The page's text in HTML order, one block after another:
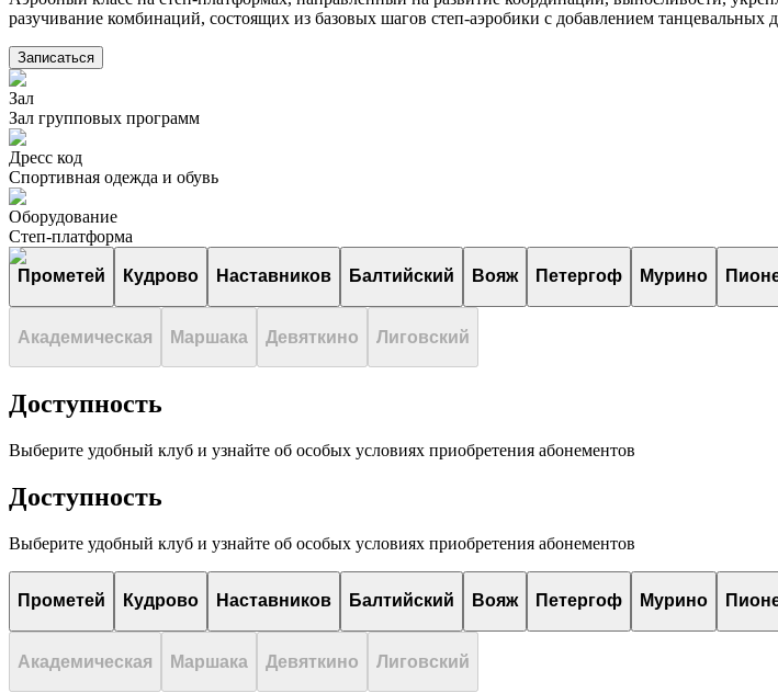
разучивание комбинаций, состоящих из базовых шагов степ-аэробики с добавлением танцевальных
Записаться
Зал
Зал групповых программ
Дресс код
Спортивная одежда и обувь
Оборудование
Степ-платформа
Прометей Кудрово Наставников Балтийский Вояж Петергоф Мурино
Академическая Маршака Девяткино Лиговский
Доступность
Выберите удобный клуб и узнайте об особых условиях приобретения абонементов
Доступность
Выберите удобный клуб и узнайте об особых условиях приобретения абонементов
Прометей Кудрово Наставников Балтийский Вояж Петергоф Мурино
Академическая Маршака Девяткино Лиговский